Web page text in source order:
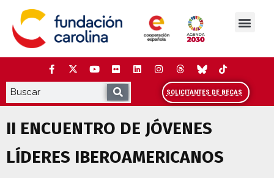
contenido
SOLICITANTES DE BECAS
II ENCUENTRO DE JÓVENES
LÍDERES IBEROAMERICANOS